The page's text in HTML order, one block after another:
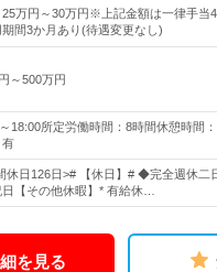
25万円～30万円※上記金額は一律手当
間3か月あり(待遇変更なし)
～500万円
18:00所定労働時間：8時間休憩時間
有
休日126日># 【休日】# ◆完全週休
【その他休暇】* 有給休…
を見る